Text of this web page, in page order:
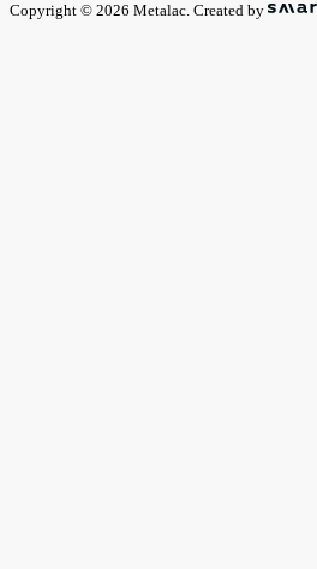
Copyright © 2026 Metalac. Created by